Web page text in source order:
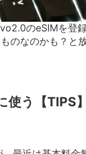
のeSIMを登
のなのかも？と
う【TIPS】